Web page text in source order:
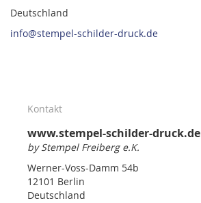
Deutschland
info@stempel-schilder-druck.de
Kontakt
www.stempel-schilder-druck.de
by Stempel Freiberg e.K.
Werner-Voss-Damm 54b
12101 Berlin
Deutschland